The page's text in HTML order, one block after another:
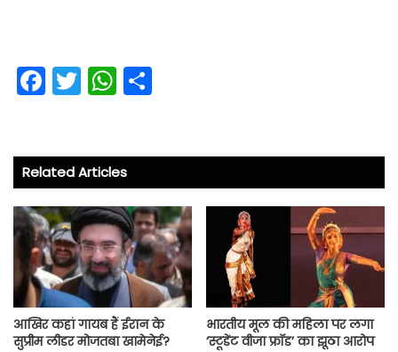
Fa
ce
o
ok
T
wi
er
W
ha
A
p
p
Related Articles
आखिर कहां गायब हैं ईरान के
सुप्रीम लीडर मोजतबा खामेनेई?
भारतीय मूल की महिला पर लगा
‘स्टूडेंट वीजा फ्रॉड’ का झूठा आरोप